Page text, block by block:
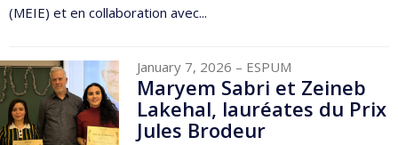
(MEIE) et en collaboration avec...
January 7, 2026 – ESPUM
Maryem Sabri et Zeineb
Lakehal, lauréates du Prix
Jules Brodeur